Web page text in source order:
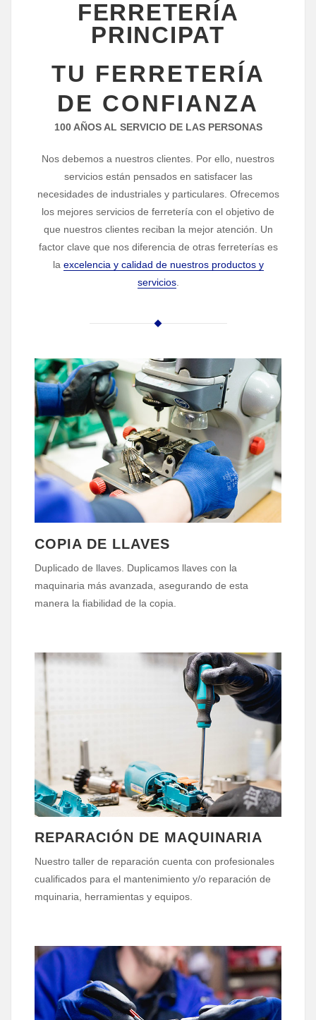
FERRETERÍA
PRINCIPAT
TU FERRETERÍA
DE CONFIANZA
100 AÑOS AL SERVICIO DE LAS PERSONAS
Nos debemos a nuestros clientes. Por ello, nuestros
servicios están pensados en satisfacer las
necesidades de industriales y particulares. Ofrecemos
los mejores servicios de ferretería con el objetivo de
que nuestros clientes reciban la mejor atención. Un
factor clave que nos diferencia de otras ferreterías es
la excelencia y calidad de nuestros productos y
servicios.
COPIA DE LLAVES
Duplicado de llaves. Duplicamos llaves con la
maquinaria más avanzada, asegurando de esta
manera la fiabilidad de la copia.
REPARACIÓN DE MAQUINARIA
Nuestro taller de reparación cuenta con profesionales
cualificados para el mantenimiento y/o reparación de
mquinaria, herramientas y equipos.